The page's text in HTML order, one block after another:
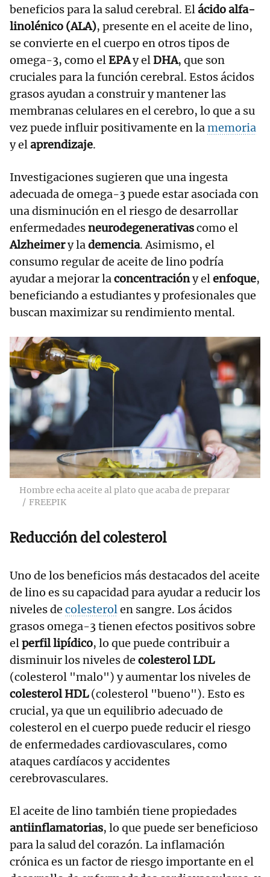
beneficios para la salud cerebral. Elácido alfa-
linolénico (ALA), presente en el aceite de lino,
se convierte en el cuerpo en otros tipos de
omega-3, como elEPAy elDHA, que son
cruciales para la función cerebral. Estos ácidos
grasos ayudan a construir y mantener las
membranas celulares en el cerebro, lo que a su
vez puede influir positivamente en lamemoria
y elaprendizaje.
Investigaciones sugieren que una ingesta
adecuada de omega-3 puede estar asociada con
una disminución en el riesgo de desarrollar
enfermedadesneurodegenerativascomo el
Alzheimery lademencia. Asimismo, el
consumo regular de aceite de lino podría
ayudar a mejorar laconcentracióny elenfoque,
beneficiando a estudiantes y profesionales que
buscan maximizar su rendimiento mental.
Hombre echa aceite al plato que acaba de preparar
FREEPIK
Reducción del colesterol
Uno de los beneficios más destacados del aceite
de lino es su capacidad para ayudar a reducir los
niveles de colesterolen sangre. Los ácidos
grasos omega-3 tienen efectos positivos sobre
elperfil lipídico, lo que puede contribuir a
disminuir los niveles de colesterol LDL
(colesterol "malo") y aumentar los niveles de
colesterol HDL(colesterol "bueno"). Esto es
crucial, ya que un equilibrio adecuado de
colesterol en el cuerpo puede reducir el riesgo
de enfermedades cardiovasculares, como
ataques cardíacos y accidentes
cerebrovasculares.
El aceite de lino también tiene propiedades
antiinflamatorias, lo que puede ser beneficioso
para la salud del corazón. La inflamación
crónica es un factor de riesgo importante en el